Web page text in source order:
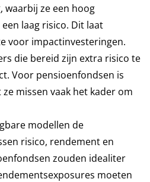
ze een hoog
laag risico. Dit laat
voor impactinvesteringen.
die bereid zijn extra risico te
Voor pensioenfondsen is
missen vaak het kader om
modellen de
risico, rendement en
zouden idealiter
moeten